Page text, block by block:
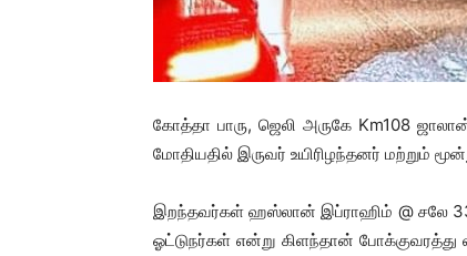
கோத்தா பாரு, ஜெலி அருகே Km108
மோதியதில் இருவர் உயிரிழந்தனர் மற்றும்
இறந்தவர்கள் ஹஸ்லான் இப்ராஹிம் @ சலே
ஓட்டுநர்கள் என்று கிளந்தான்